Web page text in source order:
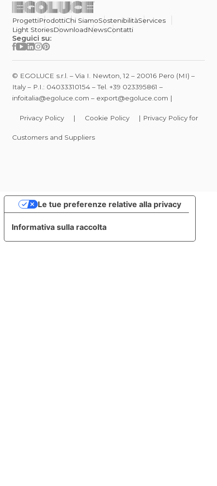
ProgettiProdottiChi SiamoSostenibilitàServices
Light StoriesDownloadNewsContatti
Seguici su:
© EGOLUCE s.r.l. – Via I. Newton, 12 – 20016 Pero (MI) –
Italy – P.I.: 04033310154 – Tel. +39 023395861 –
infoitalia@egoluce.com – export@egoluce.com |
Privacy Policy | Cookie Policy | Privacy Policy for
Customers and Suppliers
Informativa sulla raccolta
Le tue preferenze relative alla privacy